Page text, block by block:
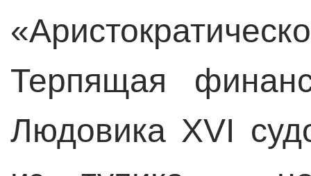
Терпящая
Людовика XVI